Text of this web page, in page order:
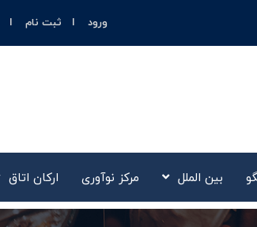
ورود ثبت نام
بین الملل مرکز نوآوری‌ ارکان اتاق